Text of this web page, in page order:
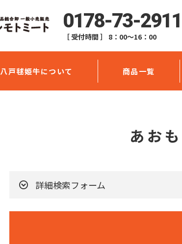
0178-73-2911
［ 受付時間 ］ 8：00～16：00
八戸毬姫牛について 商品一覧
あお
詳細検索フォーム